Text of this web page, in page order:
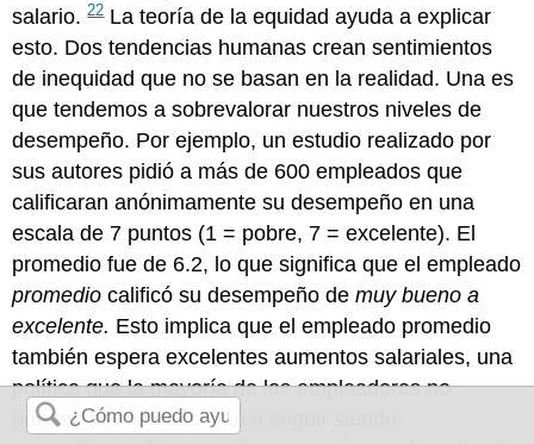
salario.22La teoría de la equidad ayuda a explicar
esto. Dos tendencias humanas crean sentimientos
de inequidad que no se basan en la realidad. Una es
que tendemos a sobrevalorar nuestros niveles de
desempeño. Por ejemplo, un estudio realizado por
sus autores pidió a más de 600 empleados que
calificaran anónimamente su desempeño en una
escala de 7 puntos (1 = pobre, 7 = excelente). El
promedio fue de 6.2, lo que significa que el empleado
promedio calificó su desempeño demuy bueno a
excelente. Esto implica que el empleado promedio
también espera excelentes aumentos salariales, una
política que la mayoría de los empleadores no
pueden permitirse si van a seguir siendo